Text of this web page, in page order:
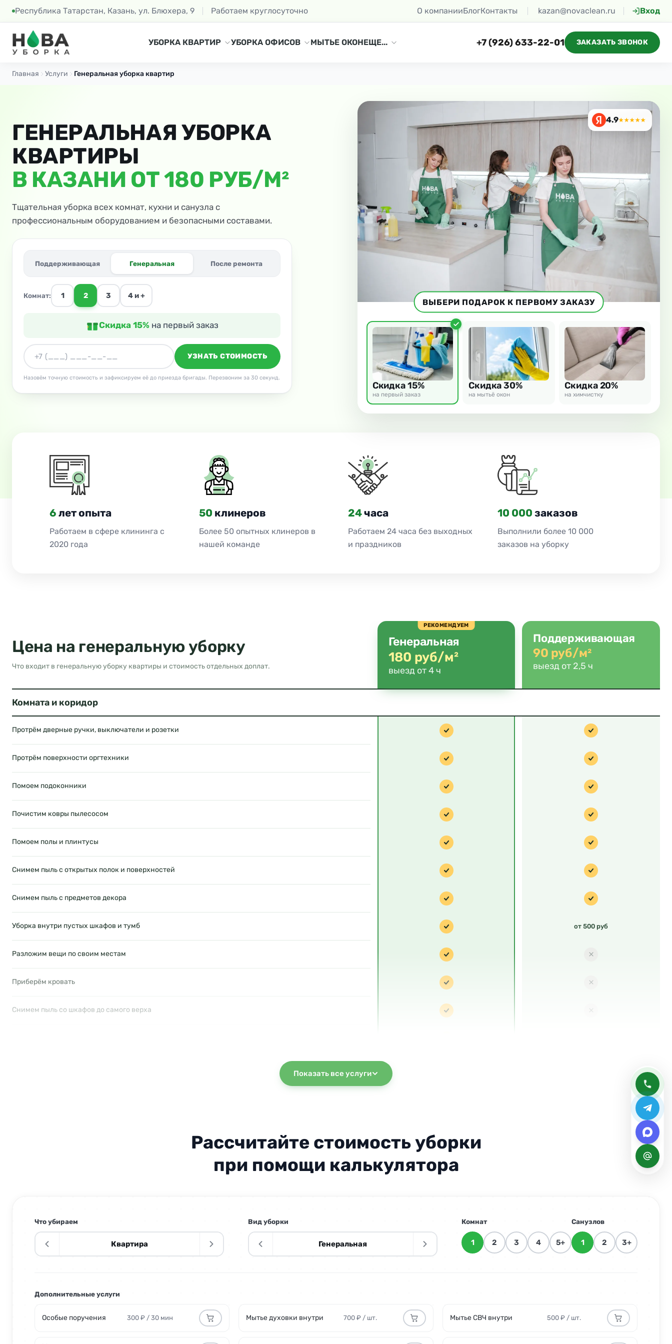
Республика Татарстан, Казань, ул. Блюхера, 9 Работаем круглосуточно О компанииБлогКонтакты kazan@novaclean.ru Вход
УБОРКА КВАРТИР УБОРКА ОФИСОВ МЫТЬЕ ОКОНЕЩЕ... +7 (926) 633-22-01 ЗАКАЗАТЬ ЗВОНОК
Главная Услуги Генеральная уборка квартир
ГЕНЕРАЛЬНАЯ УБОРКА
КВАРТИРЫ
В КАЗАНИ ОТ 180 РУБ/М²
Тщательная уборка всех комнат, кухни и санузла с
профессиональным оборудованием и безопасными составами.
Поддерживающая Генеральная После ремонта
Комнат: 1 2 3 4 и +
Скидка 15% на первый заказ
УЗНАТЬ СТОИМОСТЬ
Назовём точную стоимость и зафиксируем её до приезда бригады. Перезвоним за 30 секунд.
4.9★★★★★
ВЫБЕРИ ПОДАРОК К ПЕРВОМУ ЗАКАЗУ
Скидка 15%
на первый заказ
Скидка 30%
на мытьё окон
Скидка 20%
на химчистку
6 лет опыта
Работаем в сфере клининга с
2020 года
50 клинеров
Более 50 опытных клинеров в
нашей команде
24часа
Работаем 24 часа без выходных
и праздников
10 000 заказов
Выполнили более 10 000
заказов на уборку
Цена на генеральную уборку
Что входит в генеральную уборку квартиры и стоимость отдельных доплат.
РЕКОМЕНДУЕМ
Генеральная
180 руб/м²
выезд от 4 ч
Поддерживающая
90 руб/м²
выезд от 2,5 ч
Комната и коридор
Протрём дверные ручки, выключатели и розетки
Протрём поверхности оргтехники
Помоем подоконники
Почистим ковры пылесосом
Помоем полы и плинтусы
Снимем пыль с открытых полок и поверхностей
Снимем пыль с предметов декора
Уборка внутри пустых шкафов и тумб от 500 руб
Разложим вещи по своим местам
Приберём кровать
Снимем пыль со шкафов до самого верха
250 руб/м²
Аккуратно почистим хрустальные и дизайнерские люстры от 1 500 руб от 1 500 руб
Почистим батареи и радиаторы 500 руб/шт. 500 руб/шт.
Помоем стены от пятен и загрязнений
Показать все услуги
Рассчитайте стоимость уборки
при помощи калькулятора
Что убираем
Квартира
Вид уборки
Генеральная
Комнат
1 2 3 4 5+
Санузлов
1 2 3+
Дополнительные услуги
Особые поручения 300 ₽ / 30 мин Мытье духовки внутри 700 ₽ / шт. Мытье СВЧ внутри 500 ₽ / шт.